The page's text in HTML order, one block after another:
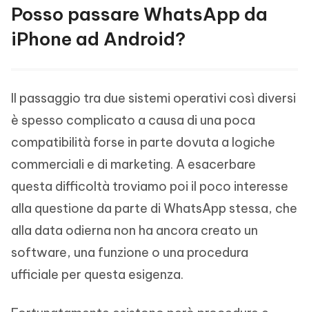
Posso passare WhatsApp da
iPhone ad Android?
Il passaggio tra due sistemi operativi così diversi
è spesso complicato a causa di una poca
compatibilità forse in parte dovuta a logiche
commerciali e di marketing. A esacerbare
questa difficoltà troviamo poi il poco interesse
alla questione da parte di WhatsApp stessa, che
alla data odierna non ha ancora creato un
software, una funzione o una procedura
ufficiale per questa esigenza.